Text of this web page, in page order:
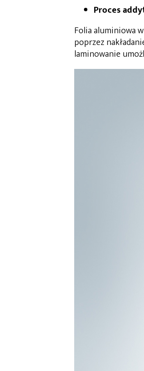
Proces
Folia aluminiowa
poprzez
laminowanie